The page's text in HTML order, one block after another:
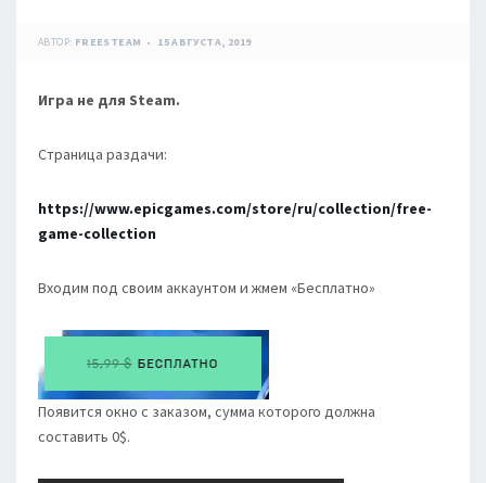
АВТОР: FREESTEAM 15 АВГУСТА, 2019
Игра не для Steam.
Страница раздачи:
https://www.epicgames.com/store/ru/collection/free-
game-collection
Входим под своим аккаунтом и жмем «Бесплатно»
Появится окно с заказом, сумма которого должна
составить 0$.